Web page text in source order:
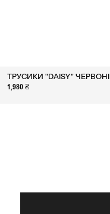
ТРУСИКИ "DAISY" ЧЕРВОНІ
1,980 ₴